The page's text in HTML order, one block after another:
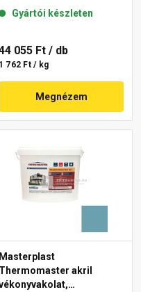
C 25 kg
Gyártói készleten
055 Ft / db
1 762 Ft / kg
Megnézem
Masterplast
Thermomaster akril